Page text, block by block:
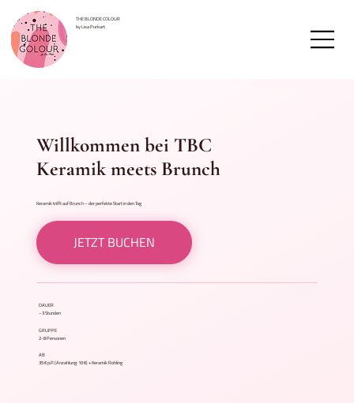
THE BLONDE COLOUR
by Lisa Purkart
Willkommen bei TBC
Keramik meets Brunch
Keramik trifft auf Brunch – der perfekte Start in den Tag
JETZT BUCHEN
DAUER
~ 3 Stunden
GRUPPE
2-8 Personen
AB
35 € p.P. (Anzahlung: 10 €) + Keramik Rohling